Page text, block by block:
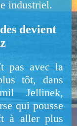
industriel.
devient
pas avec la
tôt, dans
Jellinek,
qui pousse
à aller plus